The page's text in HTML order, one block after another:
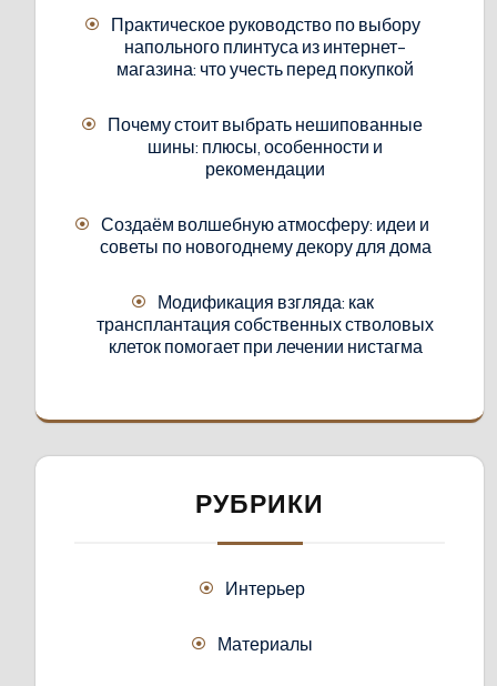
Практическое руководство по выбору
напольного плинтуса из интернет-
магазина: что учесть перед покупкой
Почему стоит выбрать нешипованные
шины: плюсы, особенности и
рекомендации
Создаём волшебную атмосферу: идеи и
советы по новогоднему декору для дома
Модификация взгляда: как
трансплантация собственных стволовых
клеток помогает при лечении нистагма
РУБРИКИ
Интерьер
Материалы